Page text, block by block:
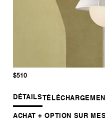
$510
DÉTAILS
ACHAT + OPTION SUR